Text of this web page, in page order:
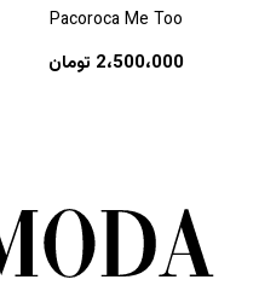
Pacoroca Me Too
2،500،000 تومان